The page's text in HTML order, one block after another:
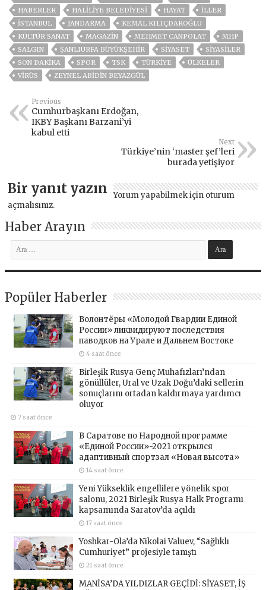
HABERLER
HALİLİYE BELEDİYESİ HAYAT
İLLER
ISTANBUL
JANDARMA
KEMAL KILIÇDAROĞLU
KÜLTÜR SANAT
MAGAZİN MEHMET CANPOLAT
MHP
SALGIN
ŞANLIURFA BÜYÜKŞEHİR SİYASET
SİYASİLER
SON DAKIKA
SPOR TSK TÜRKİYE
ÜLKELER
VIRÜS
ZEYNEL ABİDİN BEYAZGÜL
Previous
Cumhurbaşkanı Erdoğan,
IKBY Başkanı Barzani’yi
kabul etti
Next
Türkiye’nin ‘master şef’leri
burada yetişiyor
Bir yanıt yazın Yorum yapabilmek için oturum
açmalısınız.
Haber Arayın
Popüler Haberler
Волонтёры «Молодой Гвардии Единой
России» ликвидируют последствия
паводков на Урале и Дальнем Востоке
4 saat önce
Birleşik Rusya Genç Muhafızları’ndan
gönüllüler, Ural ve Uzak Doğu’daki sellerin
sonuçlarını ortadan kaldırmaya yardımcı
oluyor
7 saat önce
В Саратове по Народной программе
«Единой России»-2021 открылся
адаптивный спортзал «Новая высота»
14 saat önce
Yeni Yükseklik engellilere yönelik spor
salonu, 2021 Birleşik Rusya Halk Programı
kapsamında Saratov’da açıldı
17 saat önce
Yoshkar-Ola’da Nikolai Valuev, “Sağlıklı
Cumhuriyet” projesiyle tanıştı
21 saat önce
MANİSA’DA YILDIZLAR GEÇİDİ: SİYASET, İŞ